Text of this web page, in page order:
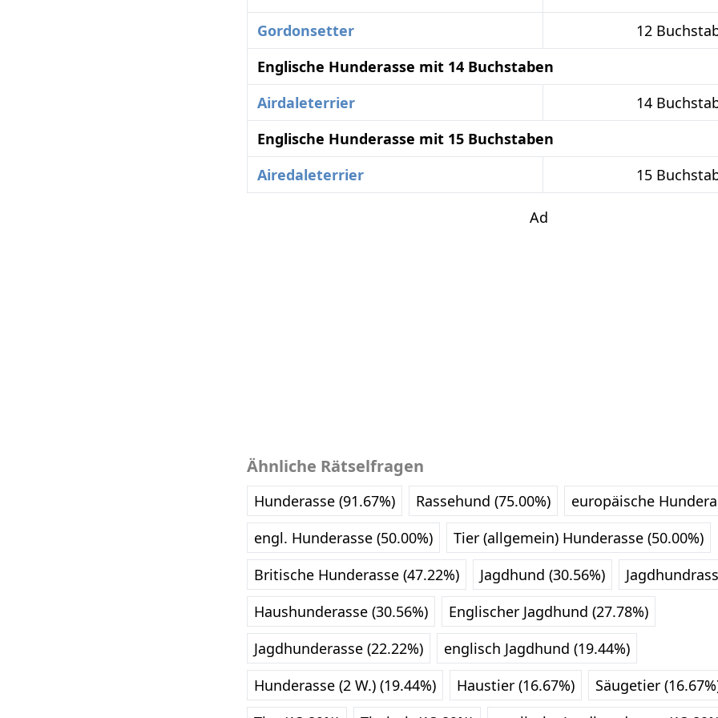
Gordonsetter
12
Englische Hunderasse mit 14 Buchstaben
Airdaleterrier
14
Englische Hunderasse mit 15 Buchstaben
Airedaleterrier
15
Ad
Ähnliche Rätselfragen
Hunderasse (91.67%) Rassehund (75.00%)
europäische
engl. Hunderasse (50.00%)
Tier (allgemein) Hunderasse (50.00%)
Britische Hunderasse (47.22%)
Jagdhund (30.56%)
Haushunderasse (30.56%)
Englischer Jagdhund (27.78%)
Jagdhunderasse (22.22%)
englisch Jagdhund (19.44%)
Hunderasse (2 W.) (19.44%)
Haustier (16.67%)
Säugetier